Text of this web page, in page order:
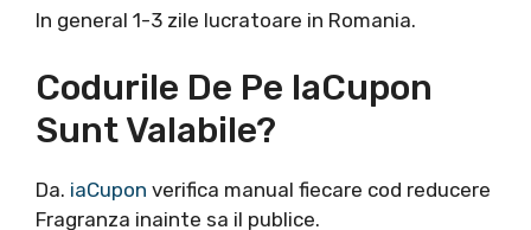
In general 1-3 zile lucratoare in Romania.
Codurile De Pe IaCupon
Sunt Valabile?
Da. iaCupon verifica manual fiecare cod reducere
Fragranza inainte sa il publice.